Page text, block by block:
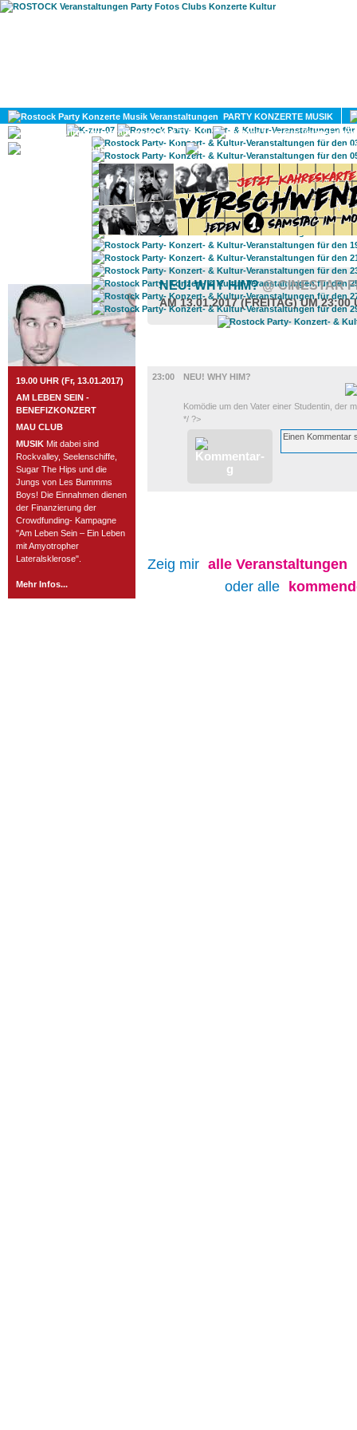
PARTY KONZERTE MUSIK
KULTUR
GAY
ROSTOCK TAGESTIPP
19.00 UHR (Fr, 13.01.2017)
AM LEBEN SEIN -
BENEFIZKONZERT
MAU CLUB
MUSIK Mit dabei sind
Rockvalley, Seelenschiffe,
Sugar The Hips und die
Jungs von Les Bummms
Boys! Die Einnahmen dienen
der Finanzierung der
Crowdfunding- Kampagne
"Am Leben Sein – Ein Leben
mit Amyotropher
Lateralsklerose".
Mehr Infos...
NEU! WHY HIM?@ CINESTAR
AM 13.01.2017 (FREITAG) UM 23:00
23:00
NEU! WHY HIM?
Komödie um den Vater einer Studentin, der
*/ ?>
Zeig mir alle Veranstaltungen
oder alle